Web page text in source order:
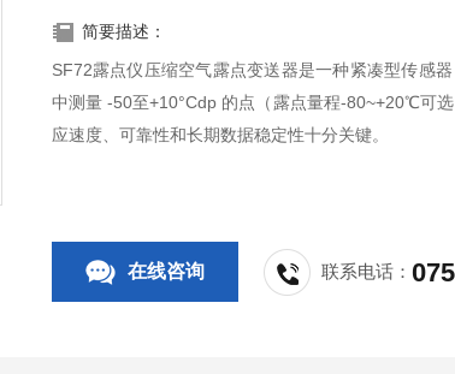
简要描述：
SF72露点仪压缩空气露点变送器是一种紧凑型传感
中测量 -50至+10°Cdp 的点（露点量程-80~+20℃可
应速度、可靠性和长期数据稳定性十分关键。
在线咨询 联系电话：